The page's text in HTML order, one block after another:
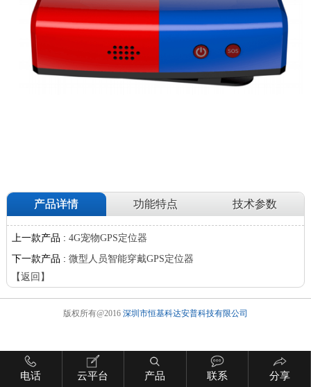
产品详情 功能特点 技术参数
上一款产品 : 4G宠物GPS定位器
下一款产品 : 微型人员智能穿戴GPS定位器
【返回】
版权所有@2016 深圳市恒基科达安普科技有限公司
电话 云平台 产品 联系 分享